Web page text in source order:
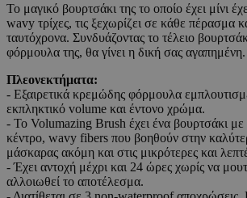
Το μαγικό βουρτσάκι της το οποίο έχει μίνι
wavy τρίχες, τις ξεχωρίζει σε κάθε πέρασμα
ταυτόχρονα. Συνδυάζοντας το τέλειο
φόρμουλα της, θα γίνει η δική σας αγαπημένη.
Πλεονεκτήματα:
- Εξαιρετικά κρεμώδης φόρμουλα
εκπληκτικό volume και έντονο χρώμα.
- Το Volumazing Brush έχει ένα βουρτσάκι
κέντρο, wavy fibers που βοηθούν στην
μάσκαρας ακόμη και στις μικρότερες και
- Έχει αντοχή μέχρι και 24 ώρες χωρίς να
αλλοιωθεί το αποτέλεσμα.